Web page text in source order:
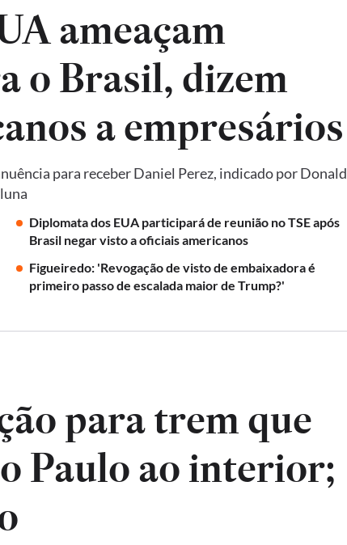
ameaçam
o Brasil, dizem
a empresários
para receber Daniel Perez, indicado por Donald
Diplomata dos EUA participará de reunião no TSE após
Brasil negar visto a oficiais americanos
Figueiredo: 'Revogação de visto de embaixadora é
primeiro passo de escalada maior de Trump?'
para trem que
Paulo ao interior;